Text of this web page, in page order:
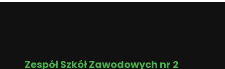
Zespół Szkół Zawodowych nr 2